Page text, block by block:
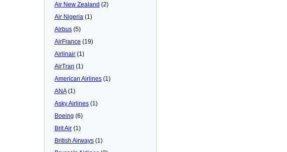
Air New Zealand (2)
Air Nigeria (1)
Airbus (5)
AirFrance (19)
Airlinair (1)
AirTran (1)
American Airlines (1)
ANA(1)
Asky Airlines (1)
Boeing (6)
Brit Air (1)
British Airways (1)